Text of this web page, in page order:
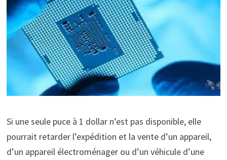
Si une seule puce à 1 dollar n’est pas disponible, elle
pourrait retarder l’expédition et la vente d’un appareil,
d’un appareil électroménager ou d’un véhicule d’une